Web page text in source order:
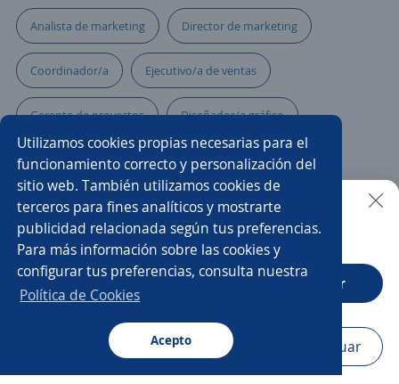
Utilizamos cookies propias necesarias para el
funcionamiento correcto y personalización del
sitio web. También utilizamos cookies de
terceros para fines analíticos y mostrarte
publicidad relacionada según tus preferencias.
Para más información sobre las cookies y
configurar tus preferencias, consulta nuestra
Política de Cookies
Acepto
Buscar Postulaciones Avisos Favoritos
Analista de marketing Director de marketing
Coordinador/a Ejecutivo/a de ventas
Gerente de proyectos Diseñador/a gráfico
Auxiliar mercadotecnia Comunicación
Mercadólogo/a Auxiliar contable
Ejecutivo/a de cuenta Mercadotecnia
Marketing digital
Gerente de marketing
Buscar es más fácil en la app
CT App Abrir
Navegador Continuar